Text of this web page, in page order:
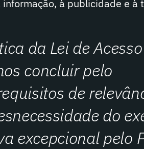
à publicidade e à
da Lei de
concluir pelo
de
do
excepcional pelo